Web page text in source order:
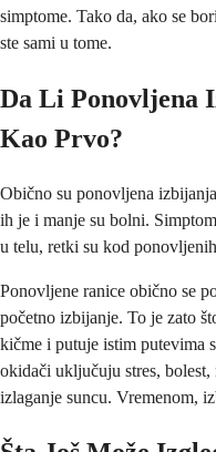
simptome. Tako da, ako se
ste sami u tome.
Da Li Ponovljena
Kao Prvo?
Obično su ponovljena
ih je i manje su bolni.
u telu, retki su kod
Ponovljene ranice obično se
početno izbijanje. To je zato
kičme i putuje istim putevima
okidači uključuju stres, bolest,
izlaganje suncu. Vremenom,